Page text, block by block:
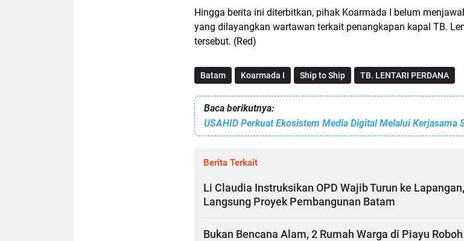
Hingga berita ini diterbitkan, pihak Koarmada I belum
yang dilayangkan wartawan terkait penangkapan kapal TB.
tersebut. (Red)
Batam Koarmada I Ship to Ship TB. LENTARI PERDANA
Baca berikutnya:
Berita Terkait
Li Claudia Instruksikan OPD Wajib Turun ke
Langsung Proyek Pembangunan Batam
Bukan Bencana Alam, 2 Rumah Warga di Piayu